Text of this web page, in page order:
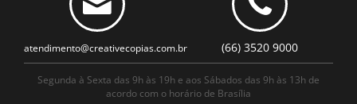
atendimento@creativecopias.com.br (66) 3520 9000
Segunda à Sexta das 9h às 19h e aos Sábados das 9h às 13h de
acordo com o horário de Brasília